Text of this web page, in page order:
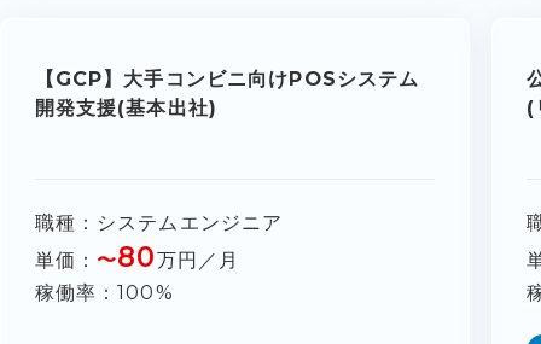
【GCP】大手コンビニ向けPOSシステム
開発支援(基本出社)
職種
システムエンジニア
単価
〜80万円／月
稼働率
100%
(